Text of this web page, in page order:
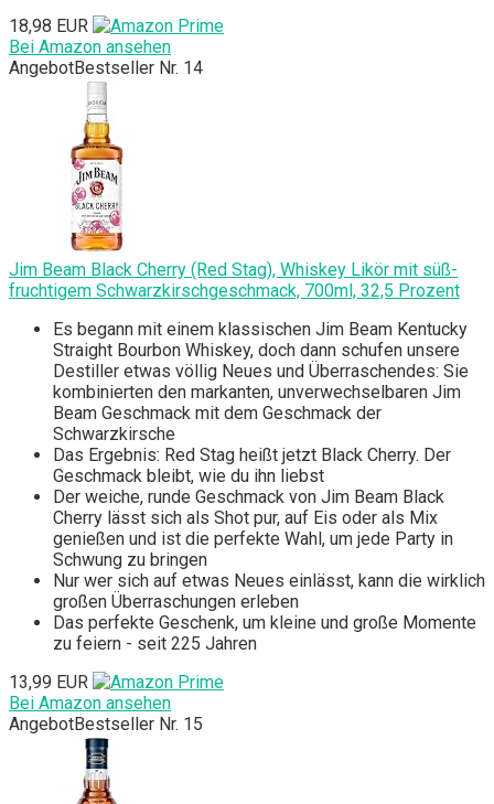
18,98 EUR
Bei Amazon ansehen
AngebotBestseller Nr. 14
Jim Beam Black Cherry (Red Stag), Whiskey Likör mit süß-
fruchtigem Schwarzkirschgeschmack, 700ml, 32,5 Prozent
Es begann mit einem klassischen Jim Beam Kentucky
Straight Bourbon Whiskey, doch dann schufen unsere
Destiller etwas völlig Neues und Überraschendes: Sie
kombinierten den markanten, unverwechselbaren Jim
Beam Geschmack mit dem Geschmack der
Schwarzkirsche
Das Ergebnis: Red Stag heißt jetzt Black Cherry. Der
Geschmack bleibt, wie du ihn liebst
Der weiche, runde Geschmack von Jim Beam Black
Cherry lässt sich als Shot pur, auf Eis oder als Mix
genießen und ist die perfekte Wahl, um jede Party in
Schwung zu bringen
Nur wer sich auf etwas Neues einlässt, kann die wirklich
großen Überraschungen erleben
Das perfekte Geschenk, um kleine und große Momente
zu feiern - seit 225 Jahren
13,99 EUR
Bei Amazon ansehen
AngebotBestseller Nr. 15